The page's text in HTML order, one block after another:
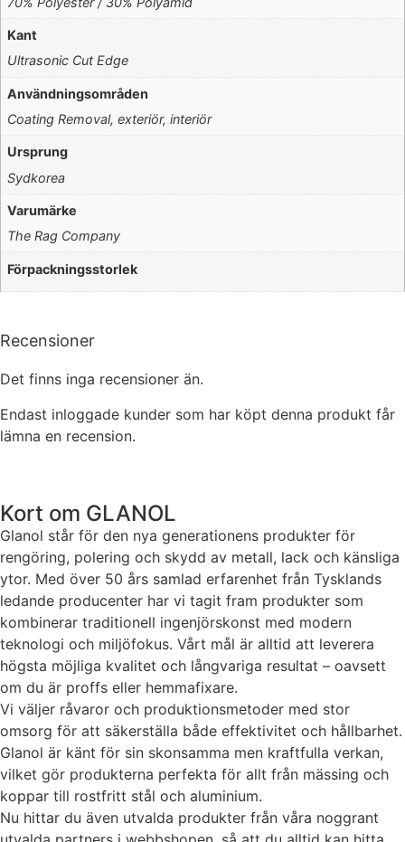
Kant
Ultrasonic Cut Edge
Användningsområden
Coating Removal, exteriör, interiör
Ursprung
Sydkorea
Varumärke
The Rag Company
Förpackningsstorlek
Recensioner
Det finns inga recensioner än.
Endast inloggade kunder som har köpt denna produkt får
lämna en recension.
Kort om GLANOL
Glanol står för den nya generationens produkter för
rengöring, polering och skydd av metall, lack och känsliga
ytor. Med över 50 års samlad erfarenhet från Tysklands
ledande producenter har vi tagit fram produkter som
kombinerar traditionell ingenjörskonst med modern
teknologi och miljöfokus. Vårt mål är alltid att leverera
högsta möjliga kvalitet och långvariga resultat – oavsett
om du är proffs eller hemmafixare.
Vi väljer råvaror och produktionsmetoder med stor
omsorg för att säkerställa både effektivitet och hållbarhet.
Glanol är känt för sin skonsamma men kraftfulla verkan,
vilket gör produkterna perfekta för allt från mässing och
koppar till rostfritt stål och aluminium.
Nu hittar du även utvalda produkter från våra noggrant